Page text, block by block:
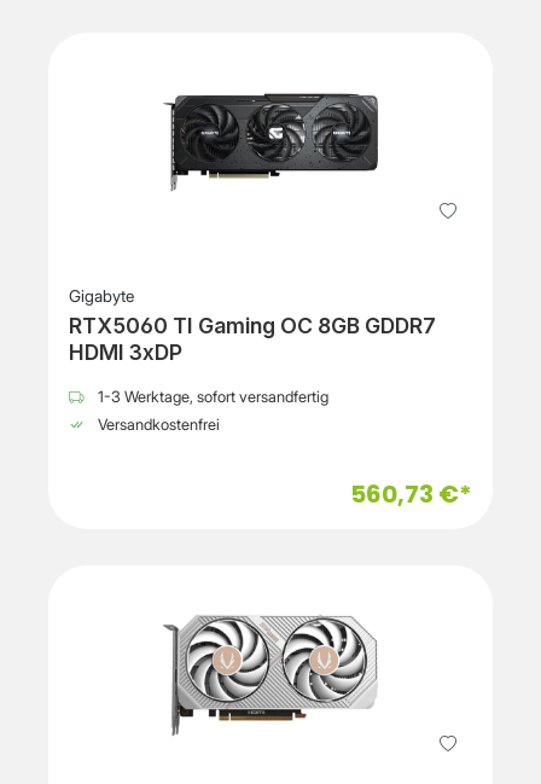
Gigabyte
RTX5060 TI Gaming OC 8GB GDDR7
HDMI 3xDP
1-3 Werktage, sofort versandfertig
Versandkostenfrei
560,73 €*